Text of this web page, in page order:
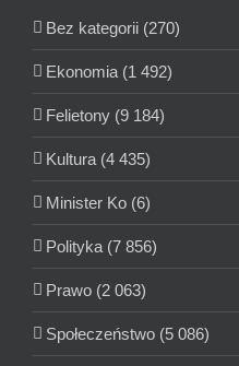
Bez kategorii (270)
Ekonomia (1 492)
Felietony (9 184)
Kultura (4 435)
Minister Ko (6)
Polityka (7 856)
Prawo (2 063)
Społeczeństwo (5 086)